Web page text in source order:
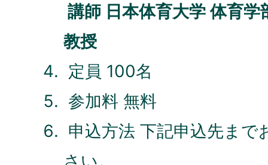
講師 日本体育大学 体育
教授
定員 100名
参加料 無料
申込方法 下記申込先まで
さい。